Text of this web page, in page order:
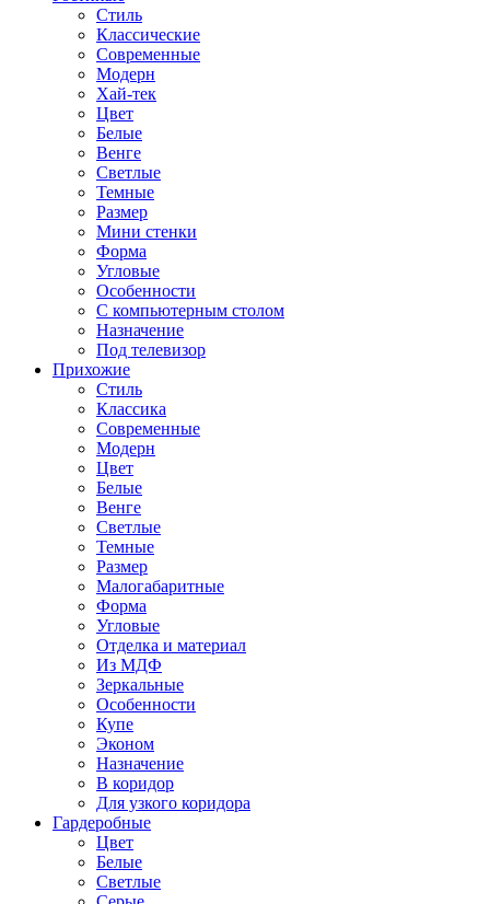
Стиль
Классические
Современные
Модерн
Хай-тек
Цвет
Белые
Венге
Светлые
Темные
Размер
Мини стенки
Форма
Угловые
Особенности
С компьютерным столом
Назначение
Под телевизор
Прихожие
Стиль
Классика
Современные
Модерн
Цвет
Белые
Венге
Светлые
Темные
Размер
Малогабаритные
Форма
Угловые
Отделка и материал
Из МДФ
Зеркальные
Особенности
Купе
Эконом
Назначение
В коридор
Для узкого коридора
Гардеробные
Цвет
Белые
Светлые